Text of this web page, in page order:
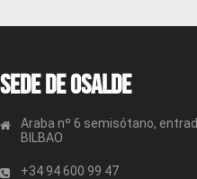
entradas
Sede de OSALDE
Araba nº 6 semisótano,
BILBAO
+34 94 600 99 47